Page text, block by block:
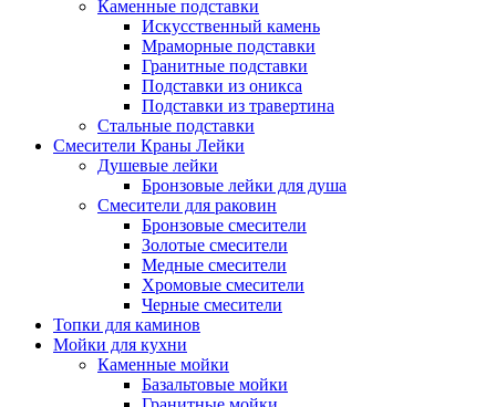
Каменные подставки
Искусственный камень
Мраморные подставки
Гранитные подставки
Подставки из оникса
Подставки из травертина
Стальные подставки
Смесители Краны Лейки
Душевые лейки
Бронзовые лейки для душа
Смесители для раковин
Бронзовые смесители
Золотые смесители
Медные смесители
Хромовые смесители
Черные смесители
Топки для каминов
Мойки для кухни
Каменные мойки
Базальтовые мойки